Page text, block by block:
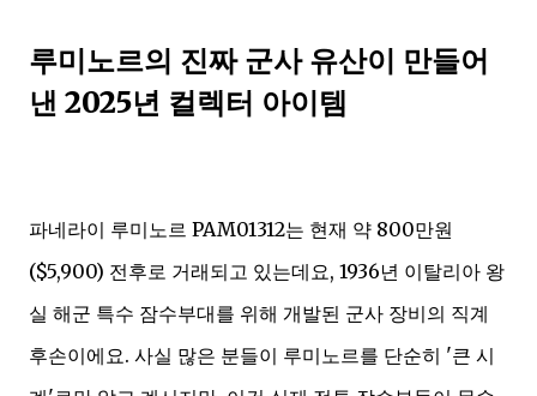
루미노르의 진짜 군사 유산이 만들어
낸 2025년 컬렉터 아이템
파네라이 루미노르 PAM01312는 현재 약 800만원
($5,900) 전후로 거래되고 있는데요, 1936년 이탈리아 왕
실 해군 특수 잠수부대를 위해 개발된 군사 장비의 직계
후손이에요. 사실 많은 분들이 루미노르를 단순히 '큰 시